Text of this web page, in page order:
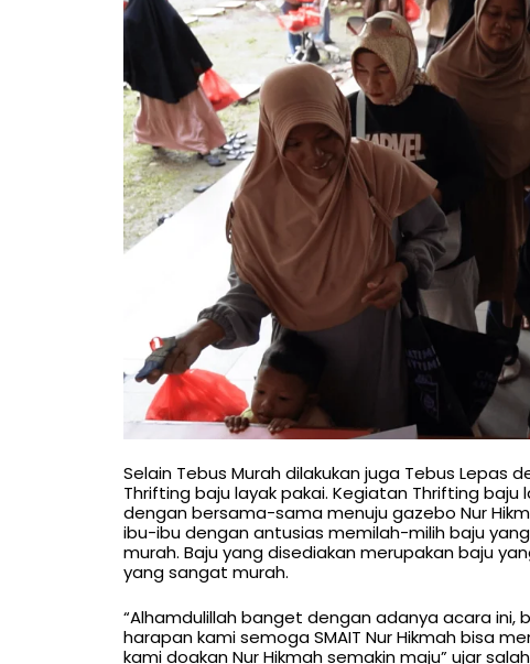
Selain Tebus Murah dilakukan juga Tebus Lepas
Thrifting baju layak pakai. Kegiatan Thrifting
dengan bersama-sama menuju gazebo Nur
ibu-ibu dengan antusias memilah-milih baju
murah. Baju yang disediakan merupakan baju
yang sangat murah.
“Alhamdulillah banget dengan adanya acara
harapan kami semoga SMAIT Nur Hikmah bisa
kami doakan Nur Hikmah semakin maju” ujar